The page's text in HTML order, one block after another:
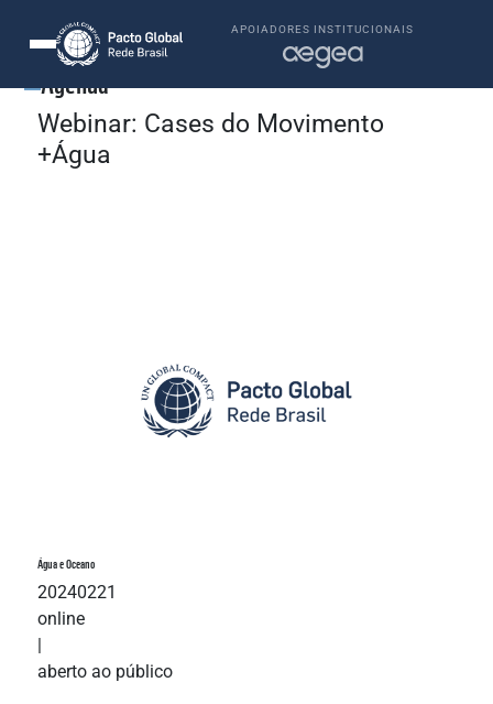
APOIADORES INSTITUCIONAIS
Agenda
Webinar: Cases do Movimento
+Água
Água e Oceano
20240221
online
aberto ao público